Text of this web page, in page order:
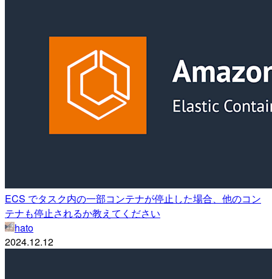
ECS でタスク内の一部コンテナが停止した場合、他のコン
テナも停止されるか教えてください
hato
2024.12.12